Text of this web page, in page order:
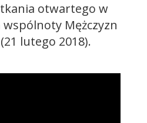
otwartego w
Mężczyzn
lutego 2018).